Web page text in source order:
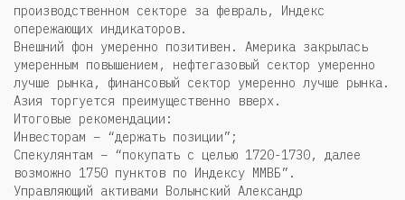
производственном секторе за февраль, Индекс
опережающих индикаторов.
Внешний фон умеренно позитивен. Америка закрылась
умеренным повышением, нефтегазовый сектор умеренно
лучше рынка, финансовый сектор умеренно лучше рынка.
Азия торгуется преимущественно вверх.
Итоговые рекомендации:
Инвесторам – “держать позиции”;
Спекулянтам – “покупать с целью 1720-1730, далее
возможно 1750 пунктов по Индексу ММВБ”.
Управляющий активами Волынский Александр